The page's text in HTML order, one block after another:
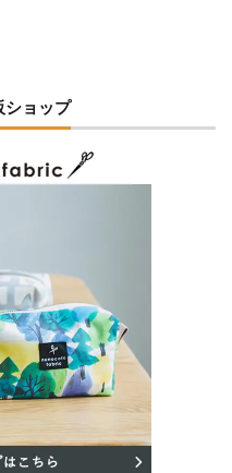
ショップ